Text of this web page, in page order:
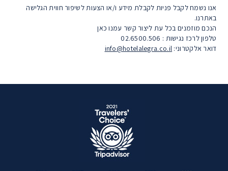
אנו נשמח לקבל פניות לקבלת מידע ו/או הצעות לשיפור חווית הגלישה
באתרנו.
הנכם מוזמנים בכל עת ליצור קשר עמנו כאן
טלפון לרכז נגישות : 02.6500.506
דואר אלקטרוני: info@hotelalegra.co.il